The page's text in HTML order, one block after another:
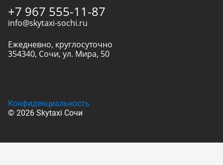
+7 967 555-11-87
info@skytaxi-sochi.ru
Ежедневно, круглосуточно
354340, Сочи, ул. Мира, 50
© 2026 Skytaxi Сочи
Конфиденциальность